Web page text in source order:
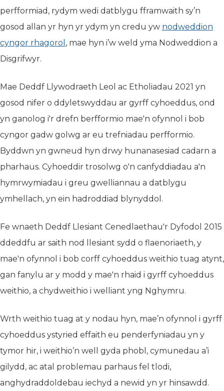
perfformiad, rydym wedi datblygu fframwaith sy’n
gosod allan yr hyn yr ydym yn credu yw nodweddion
cyngor rhagorol (yn agor mewn tab newydd)
, mae hyn i’w weld yma Nodweddion a
Disgrifwyr.
Mae Deddf Llywodraeth Leol ac Etholiadau 2021 yn
gosod nifer o ddyletswyddau ar gyrff cyhoeddus, ond
yn ganolog i'r drefn berfformio mae'n ofynnol i bob
cyngor gadw golwg ar eu trefniadau perfformio.
Byddwn yn gwneud hyn drwy hunanasesiad cadarn a
pharhaus. Cyhoeddir trosolwg o'n canfyddiadau a'n
hymrwymiadau i greu gwelliannau a datblygu
ymhellach, yn ein hadroddiad blynyddol.
Fe wnaeth Deddf Llesiant Cenedlaethau'r Dyfodol 2015
ddeddfu ar saith nod llesiant sydd o flaenoriaeth, y
mae'n ofynnol i bob corff cyhoeddus weithio tuag atynt,
gan fanylu ar y modd y mae'n rhaid i gyrff cyhoeddus
weithio, a chydweithio i welliant yng Nghymru.
Wrth weithio tuag at y nodau hyn, mae’n ofynnol i gyrff
cyhoeddus ystyried effaith eu penderfyniadau yn y
tymor hir, i weithio’n well gyda phobl, cymunedau a’i
gilydd, ac atal problemau parhaus fel tlodi,
anghydraddoldebau iechyd a newid yn yr hinsawdd.